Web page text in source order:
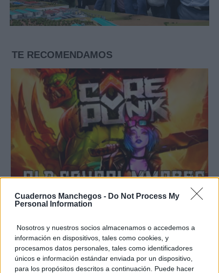
Cuadernos Manchegos - Do Not Process My
Personal Information
Nosotros y nuestros socios almacenamos o accedemos a
información en dispositivos, tales como cookies, y
procesamos datos personales, tales como identificadores
únicos e información estándar enviada por un dispositivo,
para los propósitos descritos a continuación. Puede hacer
TE RECOMENDAMOS
Corepunk MMORPG
de antes, pero mejor!
DISCOVER WITH
Últimas noticias